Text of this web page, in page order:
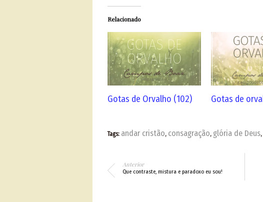
Relacionado
Gotas de Orvalho (102) Gotas de
Tags: andar cristão, consagração, glória de Deus,
Anterior
Que contraste, mistura e paradoxo eu sou!